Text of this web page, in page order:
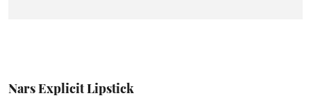
Nars Explicit Lipstick